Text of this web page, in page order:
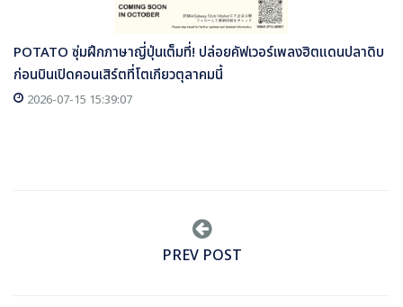
POTATO ซุ่มฝึกภาษาญี่ปุ่นเต็มที่! ปล่อยคัฟเวอร์เพลงฮิตแดนปลาดิบ
ก่อนบินเปิดคอนเสิร์ตที่โตเกียวตุลาคมนี้
2026-07-15 15:39:07
PREV POST